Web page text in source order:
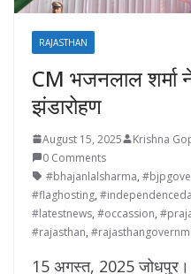
RAJASTHAN
CM भजनलाल शर्मा
झंडारोहण
August 15, 2025 Krishna
0 Comments
#bhajanlalsharma,
#flaghosting,
#latestnews, #occassion,
#rajasthan,
15 अगस्त, 2025 जोधपुर।